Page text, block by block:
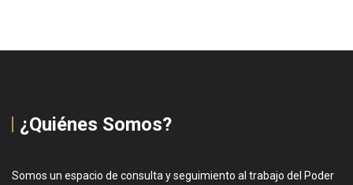
¿Quiénes Somos?
Somos un espacio de consulta y seguimiento al trabajo del Poder